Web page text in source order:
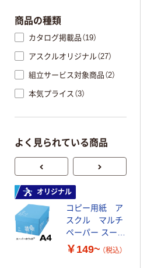
商品の種類
カタログ掲載品（19）
アスクルオリジナル（27）
組立サービス対象商品（2）
本気プライス（3）
よく見られている商品
オリジナル
コピー用紙 ア
スクル マルチ
ペーパー スーパ
ーホワイト+
￥149~ （税込）